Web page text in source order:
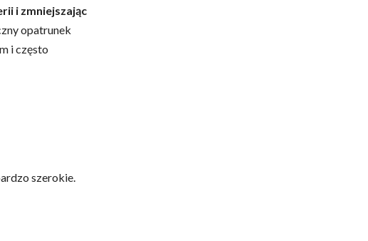
i zmniejszając
opatrunek
i często
szerokie.